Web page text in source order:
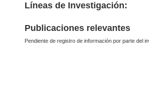
Líneas de Investigación:
Publicaciones relevantes
Pendiente de registro de información por parte del